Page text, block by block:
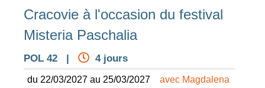
Cracovie à l'occasion du festival
Misteria Paschalia
POL 42 | 4 jours
du 22/03/2027 au 25/03/2027
avec Magdalena